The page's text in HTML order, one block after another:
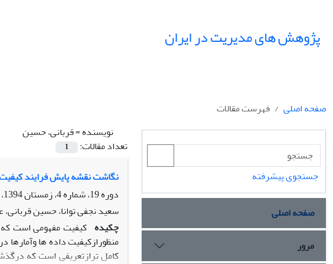
پژوهش های مدیریت در ایران
صفحه اصلی
فهرست مقالات
نویسنده =قربانی، حسین
تعداد مقالات:
1
نگاشت نقشه پایش فرایند کیفیت
دوره 19، شماره 4، زمستان 1394، صفحه
سعید نجفی توانا، حسین قربانی،
چکیده کیفیت‌ مفهومی است که
منظورازکیفیت داده ها
کامل ترازتعریفی است که
جستجوی پیشرفته
صفحه اصلی
مرور